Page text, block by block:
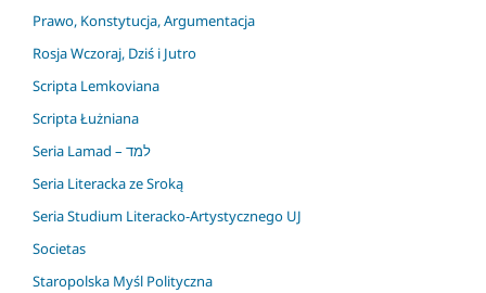
Prawo, Konstytucja, Argumentacja
Rosja Wczoraj, Dziś i Jutro
Scripta Lemkoviana
Scripta Łużniana
Seria Lamad – למד
Seria Literacka ze Sroką
Seria Studium Literacko-Artystycznego UJ
Societas
Staropolska Myśl Polityczna